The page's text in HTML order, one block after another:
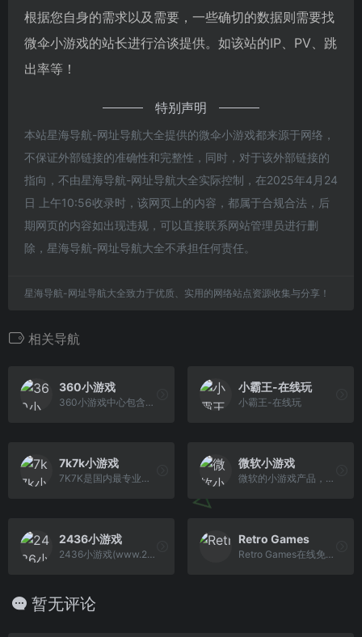
根据您自身的需求以及需要，一些确切的数据则需要找
微伞小游戏的站长进行洽谈提供。如该站的IP、PV、跳
出率等！
特别声明
本站星海导航-网址导航大全提供的微伞小游戏都来源于网络，
不保证外部链接的准确性和完整性，同时，对于该外部链接的
指向，不由星海导航-网址导航大全实际控制，在2025年4月24
日 上午10:56收录时，该网页上的内容，都属于合规合法，后
期网页的内容如出现违规，可以直接联系网站管理员进行删
除，星海导航-网址导航大全不承担任何责任。
星海导航-网址导航大全致力于优质、实用的网络站点资源收集与分享！
相关导航
360小游戏
360小游戏中心包含在线小游戏，单人小游戏，双人小游戏，连连看，斗地主，麻将，h5游戏，奥特曼，密室逃脱，捕鱼等休闲，益智，策略，角色，棋牌，模 拟经营，动作，竞技类最新小游戏。
小霸王-在线玩
小霸王-在线玩
7k7k小游戏
7K7K是国内最专业的休闲游戏网站之一，创建于2003年，致力于搜集互联网广泛的小游戏资源，开发和运营网页游戏，是国内老牌小游戏网站。
微软小游戏
微软的小游戏产品，免费在线玩游戏，纸牌、扫雷、数独、消消乐、连连看、篮球、桌上足球、彩虹猫大冒险等最新最好玩的小游戏，街机策略解谜三消等各类休闲小游戏
2436小游戏
2436小游戏(www.2436.cn)是小游戏大全第一网站,这里囊括了最全的双人小游戏,美女小游戏,此外还有益智,搞笑,动作,射击,女生,冒险,敏捷,过关等热门小游 戏。
Retro Games
Retro Games在线免费玩经典复古游戏。直接在浏览器中体验红白机(NES)、超级任天堂(SNES)、世嘉(Genesis/MD)、Neo Geo、GBA和街机模拟器游戏。最佳免费复古游戏集合。
暂无评论